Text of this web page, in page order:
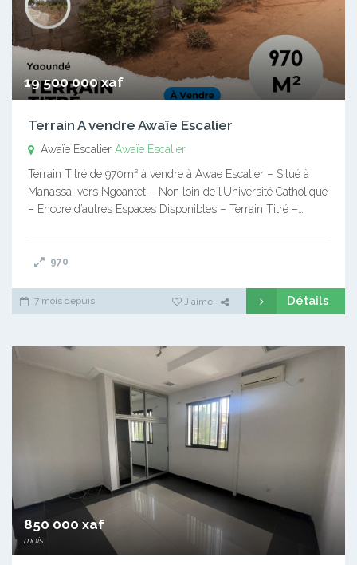
19 500 000 xaf
Terrain A vendre Awaïe Escalier
Awaïe Escalier Awaïe Escalier
Terrain Titré de 970m² à vendre à Awae Escalier – Situé à
Manassa, vers Ngoantet – Non loin de l’Université Catholique
– Encore d’autres Espaces Disponibles – Terrain Titré –…
970
7 mois depuis J'aime Détails
850 000 xaf
mois